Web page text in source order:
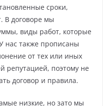
сроки,
В договоре мы
виды работ, которые
нас также прописаны
от тех или иных
репутацией, поэтому не
договор и правила.
низкие, но зато мы